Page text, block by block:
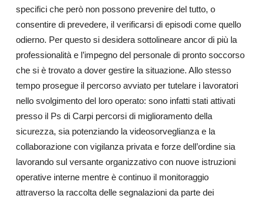
specifici che però non possono prevenire del tutto, o
consentire di prevedere, il verificarsi di episodi come quello
odierno. Per questo si desidera sottolineare ancor di più la
professionalità e l’impegno del personale di pronto soccorso
che si è trovato a dover gestire la situazione. Allo stesso
tempo prosegue il percorso avviato per tutelare i lavoratori
nello svolgimento del loro operato: sono infatti stati attivati
presso il Ps di Carpi percorsi di miglioramento della
sicurezza, sia potenziando la videosorveglianza e la
collaborazione con vigilanza privata e forze dell’ordine sia
lavorando sul versante organizzativo con nuove istruzioni
operative interne mentre è continuo il monitoraggio
attraverso la raccolta delle segnalazioni da parte dei